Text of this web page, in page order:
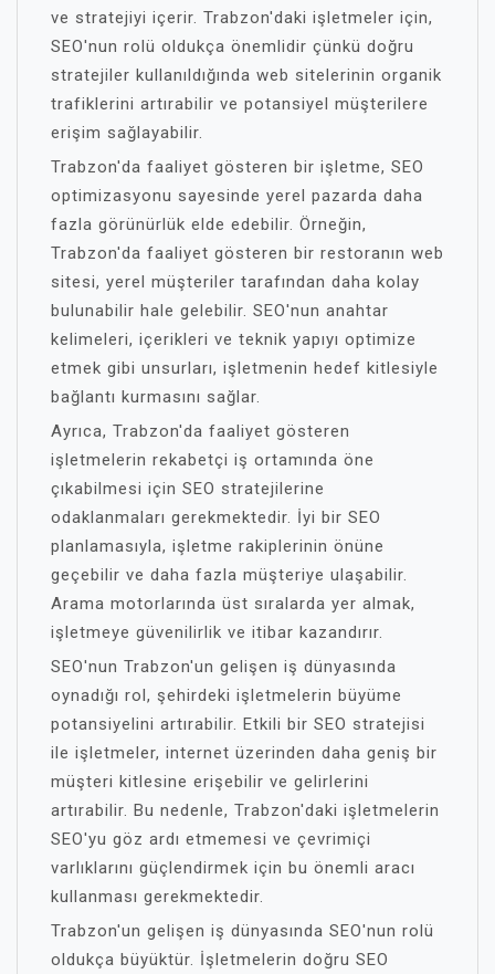
ve stratejiyi içerir. Trabzon'daki işletmeler için,
SEO'nun rolü oldukça önemlidir çünkü doğru
stratejiler kullanıldığında web sitelerinin organik
trafiklerini artırabilir ve potansiyel müşterilere
erişim sağlayabilir.
Trabzon'da faaliyet gösteren bir işletme, SEO
optimizasyonu sayesinde yerel pazarda daha
fazla görünürlük elde edebilir. Örneğin,
Trabzon'da faaliyet gösteren bir restoranın web
sitesi, yerel müşteriler tarafından daha kolay
bulunabilir hale gelebilir. SEO'nun anahtar
kelimeleri, içerikleri ve teknik yapıyı optimize
etmek gibi unsurları, işletmenin hedef kitlesiyle
bağlantı kurmasını sağlar.
Ayrıca, Trabzon'da faaliyet gösteren
işletmelerin rekabetçi iş ortamında öne
çıkabilmesi için SEO stratejilerine
odaklanmaları gerekmektedir. İyi bir SEO
planlamasıyla, işletme rakiplerinin önüne
geçebilir ve daha fazla müşteriye ulaşabilir.
Arama motorlarında üst sıralarda yer almak,
işletmeye güvenilirlik ve itibar kazandırır.
SEO'nun Trabzon'un gelişen iş dünyasında
oynadığı rol, şehirdeki işletmelerin büyüme
potansiyelini artırabilir. Etkili bir SEO stratejisi
ile işletmeler, internet üzerinden daha geniş bir
müşteri kitlesine erişebilir ve gelirlerini
artırabilir. Bu nedenle, Trabzon'daki işletmelerin
SEO'yu göz ardı etmemesi ve çevrimiçi
varlıklarını güçlendirmek için bu önemli aracı
kullanması gerekmektedir.
Trabzon'un gelişen iş dünyasında SEO'nun rolü
oldukça büyüktür. İşletmelerin doğru SEO